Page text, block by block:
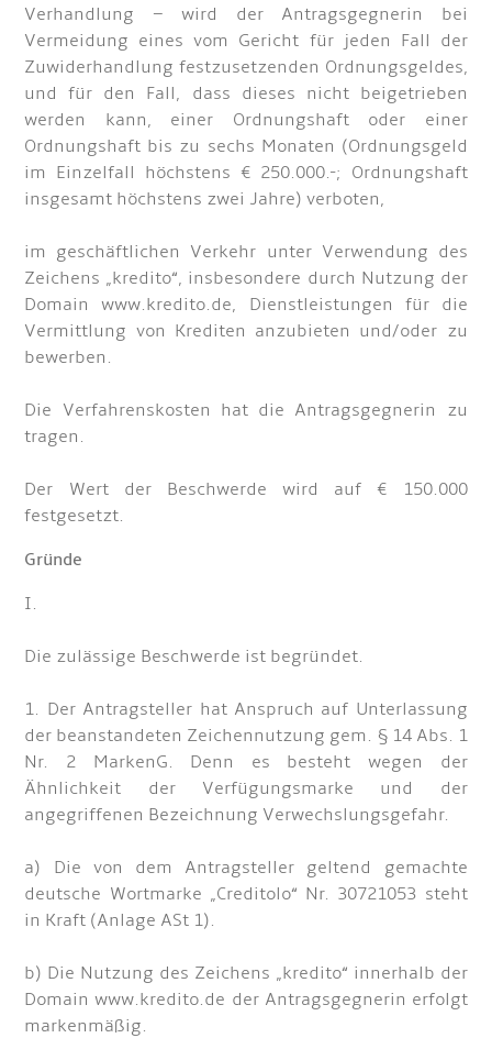
Verhandlung – wird der Antragsgegnerin bei
Vermeidung eines vom Gericht für jeden Fall der
Zuwiderhandlung festzusetzenden Ordnungsgeldes,
und für den Fall, dass dieses nicht beigetrieben
werden kann, einer Ordnungshaft oder einer
Ordnungshaft bis zu sechs Monaten (Ordnungsgeld
im Einzelfall höchstens € 250.000.-; Ordnungshaft
insgesamt höchstens zwei Jahre) verboten,
im geschäftlichen Verkehr unter Verwendung des
Zeichens „kredito“, insbesondere durch Nutzung der
Domain www.kredito.de, Dienstleistungen für die
Vermittlung von Krediten anzubieten und/oder zu
bewerben.
Die Verfahrenskosten hat die Antragsgegnerin zu
tragen.
Der Wert der Beschwerde wird auf € 150.000
festgesetzt.
Gründe
I.
Die zulässige Beschwerde ist begründet.
1. Der Antragsteller hat Anspruch auf Unterlassung
der beanstandeten Zeichennutzung gem. § 14 Abs. 1
Nr. 2 MarkenG. Denn es besteht wegen der
Ähnlichkeit der Verfügungsmarke und der
angegriffenen Bezeichnung Verwechslungsgefahr.
a) Die von dem Antragsteller geltend gemachte
deutsche Wortmarke „Creditolo“ Nr. 30721053 steht
in Kraft (Anlage ASt 1).
b) Die Nutzung des Zeichens „kredito“ innerhalb der
Domain www.kredito.de der Antragsgegnerin erfolgt
markenmäßig.